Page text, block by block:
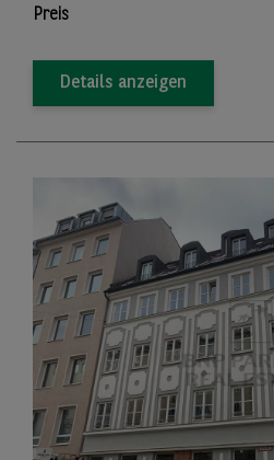
Preis
Details anzeigen